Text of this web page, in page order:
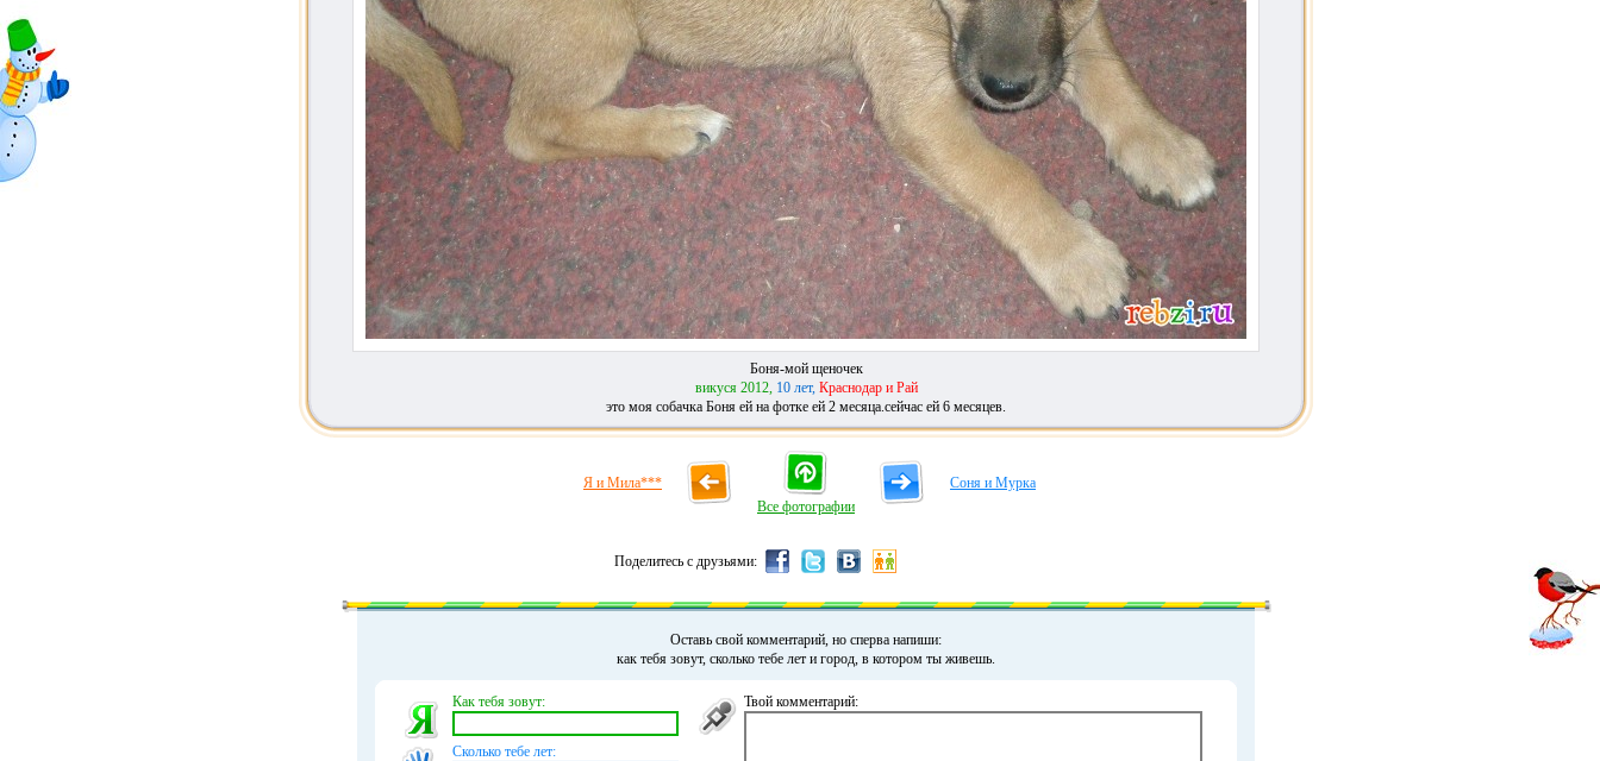
Боня-мой щеночек
викуся 2012, 10 лет, Краснодар и Рай
это моя собачка Боня ей на фотке ей 2 месяца.сейчас ей 6 месяцев.
Я и Мила***
Все фотографии
Соня и Мурка
Поделитесь с друзьями:
Оставь свой комментарий, но сперва напиши:
как тебя зовут, сколько тебе лет и город, в котором ты живешь.
Как тебя зовут:
Сколько тебе лет:
Твой комментарий: